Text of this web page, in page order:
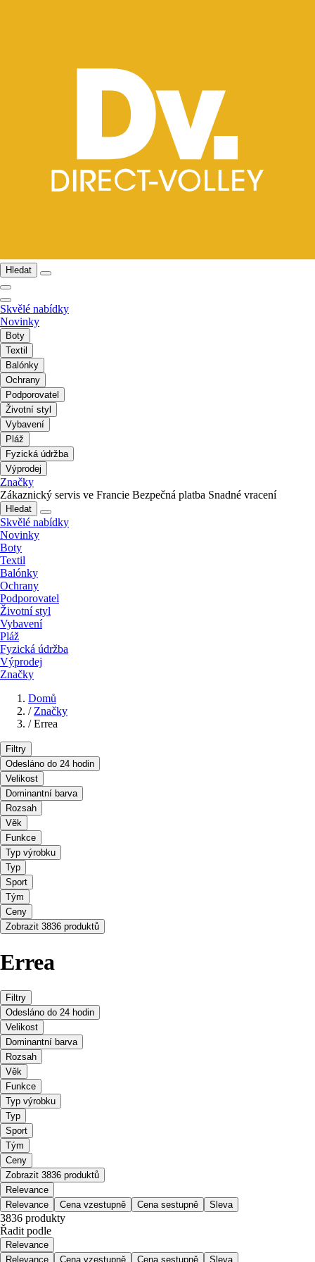
Hledat
Skvělé nabídky
Novinky
Boty
Textil
Balónky
Ochrany
Podporovatel
Životní styl
Vybavení
Pláž
Fyzická údržba
Výprodej
Značky
Zákaznický servis ve Francie Bezpečná platba Snadné vracení
Hledat
Skvělé nabídky
Novinky
Boty
Textil
Balónky
Ochrany
Podporovatel
Životní styl
Vybavení
Pláž
Fyzická údržba
Výprodej
Značky
Domů
/ Značky
/ Errea
Filtry
Odesláno do 24 hodin
Velikost
Dominantní barva
Rozsah
Věk
Funkce
Typ výrobku
Typ
Sport
Tým
Ceny
Zobrazit 3836 produktů
Errea
Filtry
Odesláno do 24 hodin
Velikost
Dominantní barva
Rozsah
Věk
Funkce
Typ výrobku
Typ
Sport
Tým
Ceny
Zobrazit 3836 produktů
Relevance
Relevance
Cena vzestupně Cena sestupně Sleva
3836 produkty
Řadit podle
Relevance
Relevance
Cena vzestupně Cena sestupně Sleva